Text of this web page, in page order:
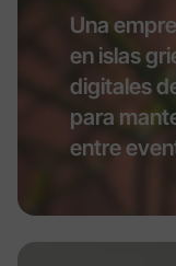
Una
en islas
digitales
para
entre